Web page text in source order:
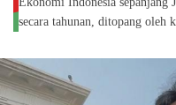
secara tahunan, ditopang oleh